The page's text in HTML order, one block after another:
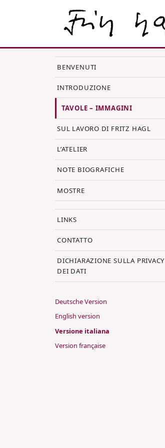
BENVENUTI
INTRODUZIONE
TAVOLE – IMMAGINI
SUL LAVORO DI FRITZ HAGL
L’ATELIER
NOTE BIOGRAFICHE
MOSTRE
LINKS
CONTATTO
DICHIARAZIONE SULLA PRIVACY
DEI DATI
Deutsche Version
English version
Versione italiana
Version française